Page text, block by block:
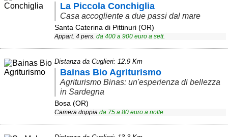
La Piccola Conchiglia
Casa accogliente a due passi dal mare
Santa Caterina di Pittinuri (OR)
Appart. 4 pers. da 400a 900euro a sett.
Distanza da Cuglieri: 12.9 Km
Bainas Bio Agriturismo
Agriturismo Binas: un'esperienza di bellezza
in Sardegna
Bosa (OR)
Camera doppia da 75a 80euro a notte
Area riservata
≋ Mare
Isole